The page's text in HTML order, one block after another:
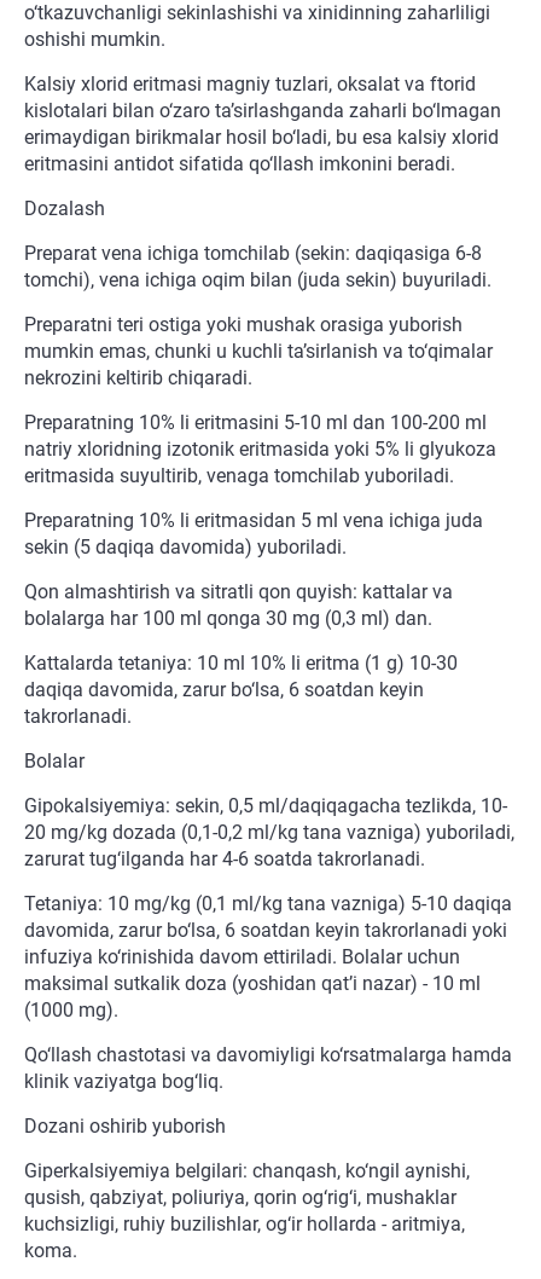
o‘tkazuvchanligi sekinlashishi va xinidinning zaharliligi
oshishi mumkin.
Kalsiy xlorid eritmasi magniy tuzlari, oksalat va ftorid
kislotalari bilan o‘zaro ta’sirlashganda zaharli bo‘lmagan
erimaydigan birikmalar hosil bo‘ladi, bu esa kalsiy xlorid
eritmasini antidot sifatida qo‘llash imkonini beradi.
Dozalash
Preparat vena ichiga tomchilab (sekin: daqiqasiga 6-8
tomchi), vena ichiga oqim bilan (juda sekin) buyuriladi.
Preparatni teri ostiga yoki mushak orasiga yuborish
mumkin emas, chunki u kuchli ta’sirlanish va to‘qimalar
nekrozini keltirib chiqaradi.
Preparatning 10% li eritmasini 5-10 ml dan 100-200 ml
natriy xloridning izotonik eritmasida yoki 5% li glyukoza
eritmasida suyultirib, venaga tomchilab yuboriladi.
Preparatning 10% li eritmasidan 5 ml vena ichiga juda
sekin (5 daqiqa davomida) yuboriladi.
Qon almashtirish va sitratli qon quyish: kattalar va
bolalarga har 100 ml qonga 30 mg (0,3 ml) dan.
Kattalarda tetaniya: 10 ml 10% li eritma (1 g) 10-30
daqiqa davomida, zarur bo‘lsa, 6 soatdan keyin
takrorlanadi.
Bolalar
Gipokalsiyemiya: sekin, 0,5 ml/daqiqagacha tezlikda, 10-
20 mg/kg dozada (0,1-0,2 ml/kg tana vazniga) yuboriladi,
zarurat tug‘ilganda har 4-6 soatda takrorlanadi.
Tetaniya: 10 mg/kg (0,1 ml/kg tana vazniga) 5-10 daqiqa
davomida, zarur bo‘lsa, 6 soatdan keyin takrorlanadi yoki
infuziya ko‘rinishida davom ettiriladi. Bolalar uchun
maksimal sutkalik doza (yoshidan qat’i nazar) - 10 ml
(1000 mg).
Qo‘llash chastotasi va davomiyligi ko‘rsatmalarga hamda
klinik vaziyatga bog‘liq.
Dozani oshirib yuborish
Giperkalsiyemiya belgilari: chanqash, ko‘ngil aynishi,
qusish, qabziyat, poliuriya, qorin og‘rig‘i, mushaklar
kuchsizligi, ruhiy buzilishlar, og‘ir hollarda - aritmiya,
koma.